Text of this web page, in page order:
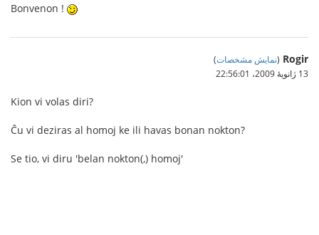
Bonvenon !
Rogir
(نمایش مشخصات)
13 ژانویهٔ 2009،‏ 22:56:01
Kion vi volas diri?
Ĉu vi deziras al homoj ke ili havas bonan nokton?
Se tio, vi diru 'belan nokton(,) homoj'